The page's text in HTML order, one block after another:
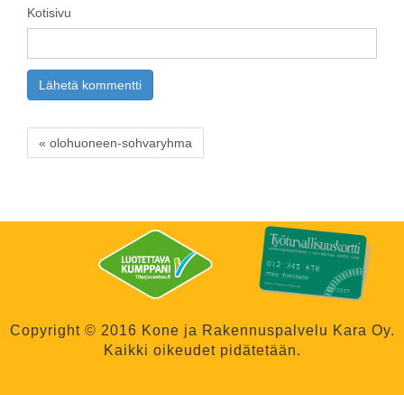
Kotisivu
« olohuoneen-sohvaryhma
Copyright © 2016 Kone ja Rakennuspalvelu Kara Oy.
Kaikki oikeudet pidätetään.